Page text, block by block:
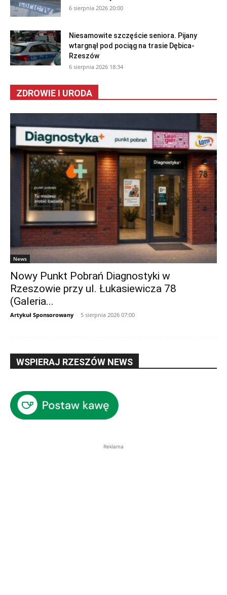
6 sierpnia 2026 20:00
Niesamowite szczęście seniora. Pijany
wtargnął pod pociąg na trasie Dębica-
Rzeszów
6 sierpnia 2026 18:34
ZDROWIE I URODA
News
Nowy Punkt Pobrań Diagnostyki w
Rzeszowie przy ul. Łukasiewicza 78
(Galeria...
Artykuł Sponsorowany - 5 sierpnia 2026 07:00
WSPIERAJ RZESZÓW NEWS
Reklama